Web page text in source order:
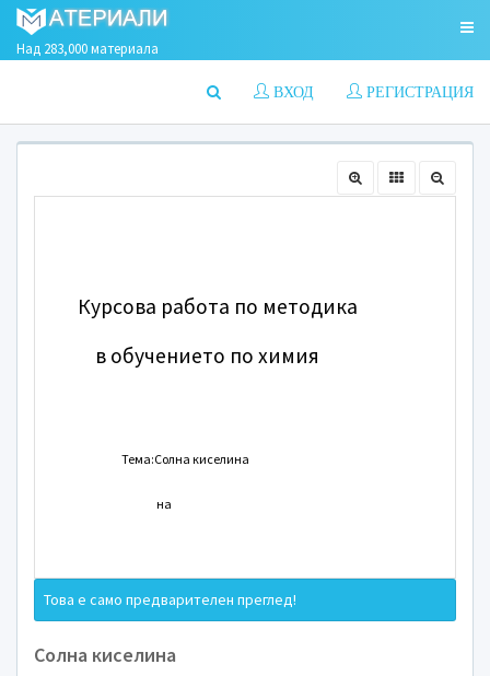
Над 283,000 материала
РЕГИСТРАЦИЯ
ВХОД
Курсова работа
Това е само предварителен преглед!
Солна киселина